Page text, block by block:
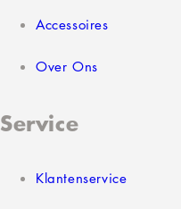
Accessoires
Over Ons
Service
Klantenservice